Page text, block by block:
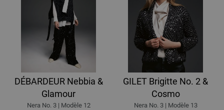
DÉBARDEUR Nebbia &
Glamour
Nera No. 3 | Modèle 12
GILET Brigitte No. 2 &
Cosmo
Nera No. 3 | Modèle 13